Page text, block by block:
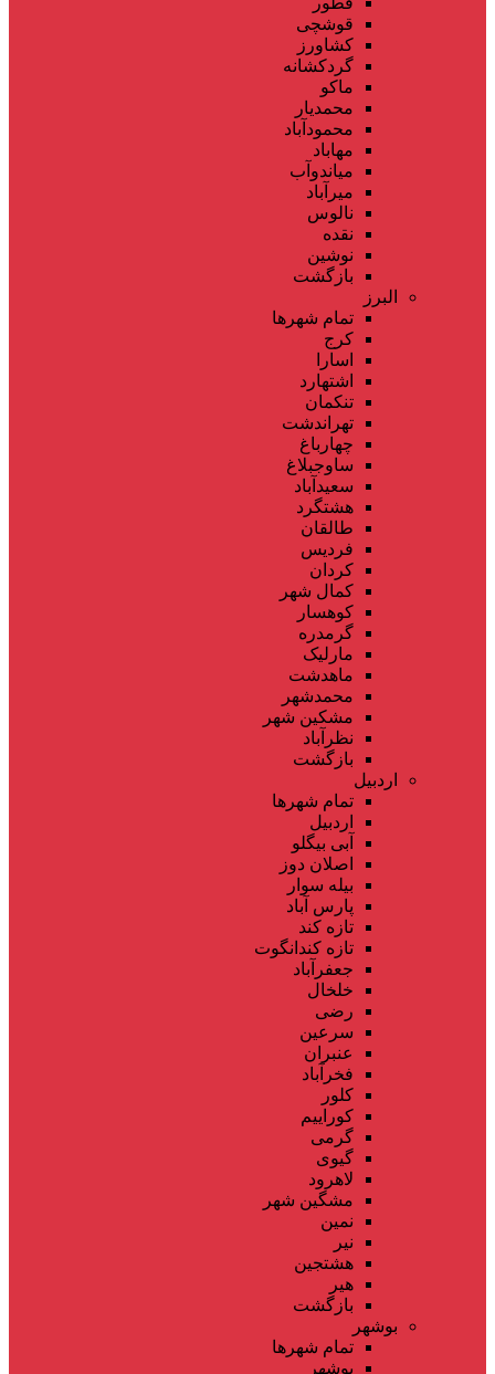
قوشچی
کشاورز
گردکشانه
ماکو
محمدیار
محمودآباد
مهاباد
میاندوآب
میرآباد
نالوس
نقده
نوشین
بازگشت
البرز
تمام شهر‌ها
کرج
اسارا
اشتهارد
تنکمان
تهراندشت
چهارباغ
ساوجبلاغ
سعیدآباد
هشتگرد
طالقان
فردیس
کردان
کمال شهر
کوهسار
گرمدره
مارلیک
ماهدشت
محمدشهر
مشکین شهر
نظرآباد
بازگشت
اردبیل
تمام شهر‌ها
اردبیل
آبی بیگلو
اصلان دوز
بیله سوار
پارس آباد
تازه کند
تازه کندانگوت
جعفرآباد
خلخال
رضی
سرعین
عنبران
فخرآباد
کلور
کوراییم
گرمی
گیوی
لاهرود
مشگین شهر
نمین
نیر
هشتجین
هیر
بازگشت
بوشهر
تمام شهر‌ها
بوشهر